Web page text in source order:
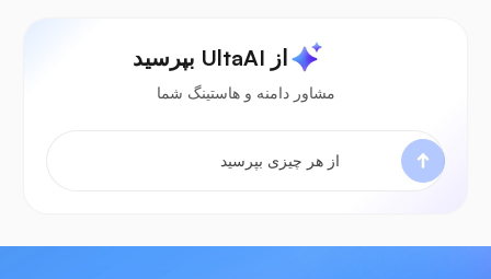
از UltaAI بپرسید
مشاور دامنه و هاستینگ شما